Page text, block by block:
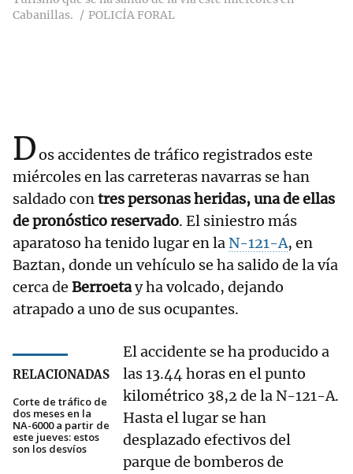
Cabanillas.
POLICÍA FORAL
Dos accidentes de tráfico registrados este
miércoles en las carreteras navarras se han
saldado contres personas heridas, una de ellas
de pronóstico reservado. El siniestro más
aparatoso ha tenido lugar en la N-121-A, en
Baztan, donde un vehículo se ha salido de la vía
cerca de Berroetay ha volcado, dejando
atrapado a uno de sus ocupantes.
RELACIONADAS
Corte de tráfico de
dos meses en la
NA-6000 a partir de
este jueves: estos
son los desvíos
El accidente se ha producido a
las 13.44 horas en el punto
kilométrico 38,2 de la N-121-A.
Hasta el lugar se han
desplazado efectivos del
parque de bomberos de